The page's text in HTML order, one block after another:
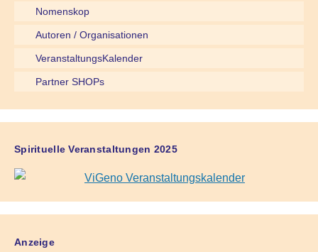
Nomenskop
Autoren / Organisationen
VeranstaltungsKalender
Partner SHOPs
Spirituelle Veranstaltungen 2025
Anzeige